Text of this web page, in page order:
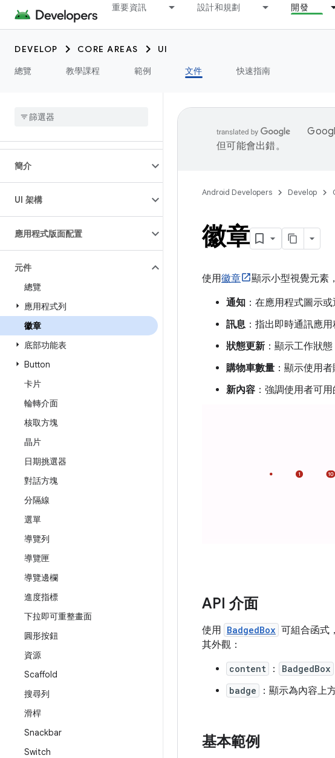
重要資訊 設計和規劃 開發
DEVELOP CORE AREAS
UI
總覽
教學課程 範例 文件 快速指南
簡介
UI 架構
應用程式版面配置
元件
總覽
應用程式列
徽章
底部功能表
Button
卡片
輪轉介面
核取方塊
晶片
日期挑選器
對話方塊
分隔線
選單
導覽列
導覽匣
導覽邊欄
進度指標
下拉即可重整畫面
圓形按鈕
資源
Scaffold
搜尋列
滑桿
Snackbar
Switch
但可能會出錯。
Android Developers Develop
徽章
使用徽章
顯示小型視覺元素
通知 ：在應用程式圖示
訊息 ：指出即時通訊應
狀態更新 ：顯示工作狀
購物車數量 ：顯示使用
新內容 ：強調使用者可
API 介面
使用 BadgedBox 可組合函式
其外觀：
content ： BadgedBox
badge ：顯示為內容上
基本範例